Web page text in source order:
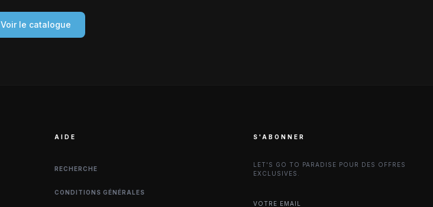
Voir le catalogue
AIDE
RECHERCHE
CONDITIONS GÉNÉRALES
S'ABONNER
LET'S GO TO PARADISE POUR DES OFFRES
EXCLUSIVES.